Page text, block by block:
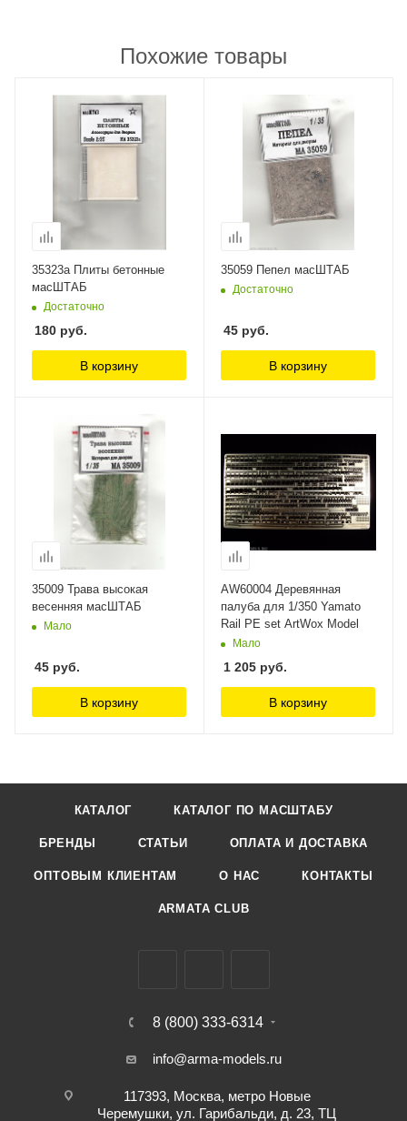
Похожие товары
35323а Плиты бетонные
масШТАБ
Достаточно
180 руб.
В корзину
35059 Пепел масШТАБ
Достаточно
45 руб.
В корзину
35009 Трава высокая
весенняя масШТАБ
Мало
45 руб.
В корзину
AW60004 Деревянная
палуба для 1/350 Yamato
Rail PE set ArtWox Model
Мало
1 205 руб.
В корзину
КАТАЛОГ КАТАЛОГ ПО МАСШТАБУ
БРЕНДЫ СТАТЬИ ОПЛАТА И ДОСТАВКА
ОПТОВЫМ КЛИЕНТАМ О НАС КОНТАКТЫ
ARMATA CLUB
8 (800) 333-6314
info@arma-models.ru
117393, Москва, метро Новые
Черемушки, ул. Гарибальди, д. 23, ТЦ